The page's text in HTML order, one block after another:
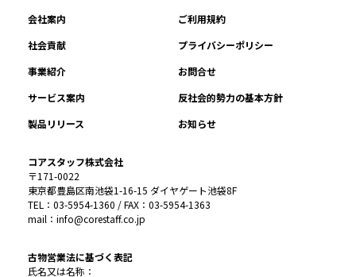
会社案内
ご利用規約
社会貢献
プライバシーポリシー
事業紹介
お問合せ
サービス案内
反社会的勢力の基本方針
製品リリース
お知らせ
コアスタッフ株式会社
〒171-0022
東京都豊島区南池袋1-16-15 ダイヤゲート池袋8F
TEL：03-5954-1360 / FAX：03-5954-1363
mail：info@corestaff.co.jp
古物営業法に基づく表記
氏名又は名称：